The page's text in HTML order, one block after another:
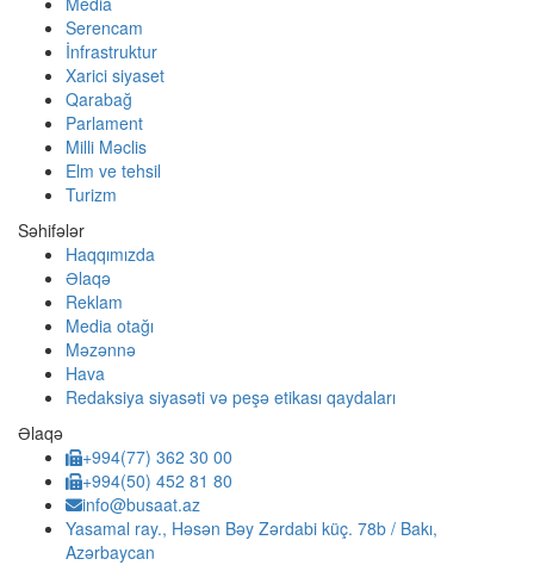
Serencam
İnfrastruktur
Xarici siyaset
Qarabağ
Parlament
Milli Məclis
Elm ve tehsil
Turizm
Səhifələr
Haqqımızda
Əlaqə
Reklam
Media otağı
Məzənnə
Hava
Redaksiya siyasəti və peşə etikası qaydaları
Əlaqə
+994(77) 362 30 00
+994(50) 452 81 80
info@busaat.az
Yasamal ray., Həsən Bəy Zərdabi küç. 78b / Bakı,
Azərbaycan